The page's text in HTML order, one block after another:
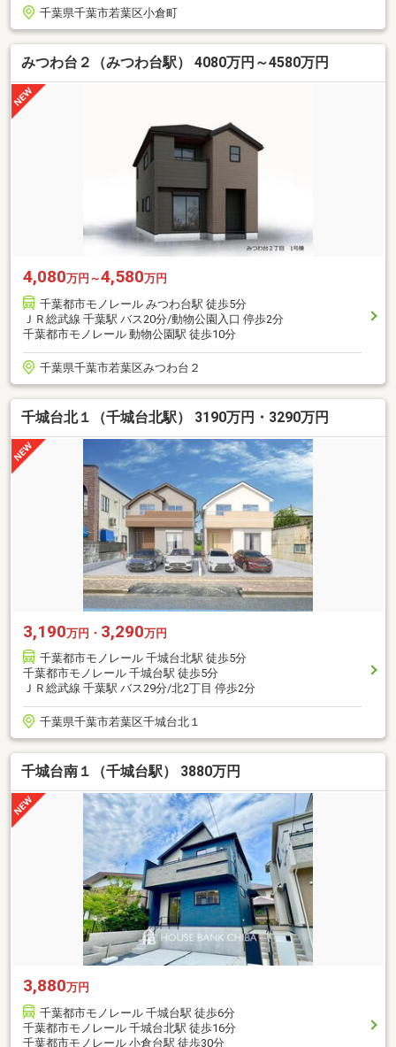
千葉県千葉市若葉区小倉町
みつわ台２（みつわ台駅） 4080万円～4580万円
4,080万円～4,580万円
千葉都市モノレール みつわ台駅 徒歩5分
ＪＲ総武線 千葉駅 バス20分/動物公園入口 停歩2分
千葉都市モノレール 動物公園駅 徒歩10分
千葉県千葉市若葉区みつわ台２
千城台北１（千城台北駅） 3190万円・3290万円
3,190万円・ 3,290万円
千葉都市モノレール 千城台北駅 徒歩5分
千葉都市モノレール 千城台駅 徒歩5分
ＪＲ総武線 千葉駅 バス29分/北2丁目 停歩2分
千葉県千葉市若葉区千城台北１
千城台南１（千城台駅） 3880万円
3,880万円
千葉都市モノレール 千城台駅 徒歩6分
千葉都市モノレール 千城台北駅 徒歩16分
千葉都市モノレール 小倉台駅 徒歩30分